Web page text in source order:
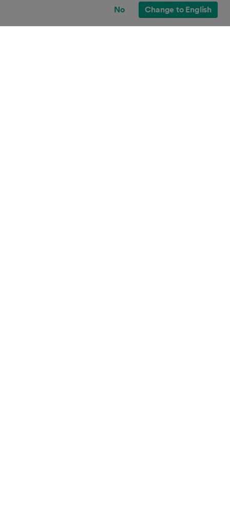
No Change to English